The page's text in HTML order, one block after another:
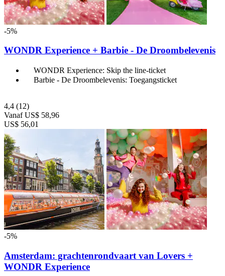
-5%
WONDR Experience + Barbie - De Droombelevenis
WONDR Experience: Skip the line-ticket
Barbie - De Droombelevenis: Toegangsticket
4,4 (12)
Vanaf US$ 58,96
US$ 56,01
-5%
Amsterdam: grachtenrondvaart van Lovers +
WONDR Experience